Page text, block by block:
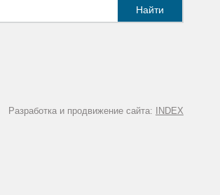
Найти
Разработка и продвижение сайта: INDEX